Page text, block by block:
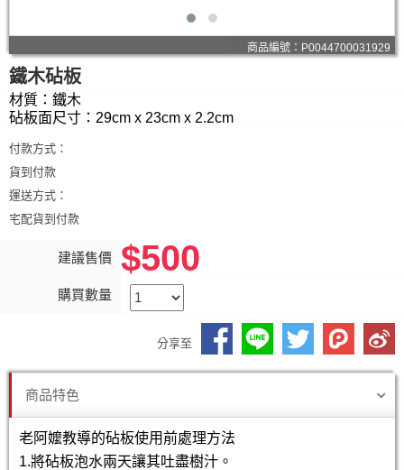
商品編號：P0044700031929
鐵木砧板
材質：鐵木
砧板面尺寸：29cm x 23cm x 2.2cm
付款方式：
貨到付款
運送方式：
宅配貨到付款
建議售價 $500
購買數量
分享至
商品特色
老阿嬤教導的砧板使用前處理方法
1.將砧板泡水兩天讓其吐盡樹汁。